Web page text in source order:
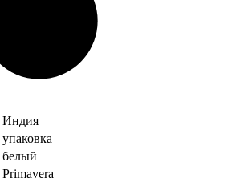
Индия
упаковка
белый
Primavera